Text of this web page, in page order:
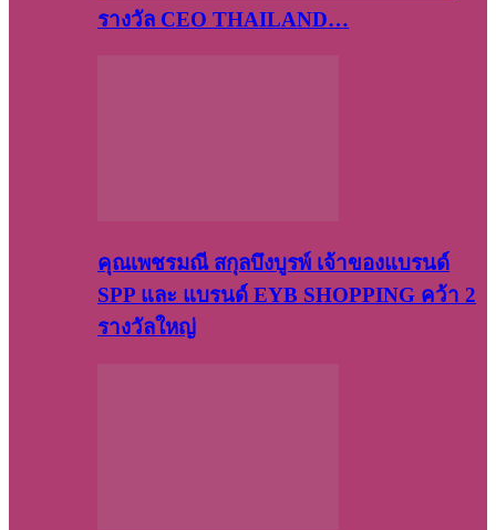
รางวัล CEO THAILAND…
คุณเพชรมณี สกุลบึงบูรพ์ เจ้าของแบรนด์
SPP และ แบรนด์ EYB SHOPPING คว้า 2
รางวัลใหญ่